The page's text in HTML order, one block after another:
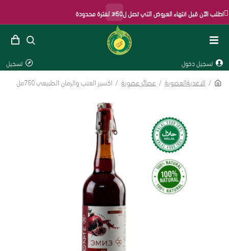
الآن قبل انتهاء العروض التي تصل ل50٪ لفترة محدودة ×
تسجيل دخول تسجيل
الاغذيةالعضوية عصائر عضوية اكسير العنب والرمان الطبيعي 750مل